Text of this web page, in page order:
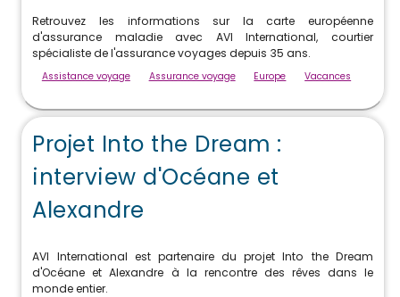
Retrouvez les informations sur la carte européenne
d'assurance maladie avec AVI International, courtier
spécialiste de l'assurance voyages depuis 35 ans.
Assistance voyage Assurance voyage Europe Vacances
Projet Into the Dream :
interview d'Océane et
Alexandre
AVI International est partenaire du projet Into the Dream
d'Océane et Alexandre à la rencontre des rêves dans le
monde entier.